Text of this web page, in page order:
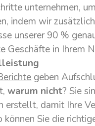
unternehmen,
indem wir
unserer 90 %
Geschäfte in Ihrem
geben
warum nicht? Sie
erstellt, damit Ihre
Sie die